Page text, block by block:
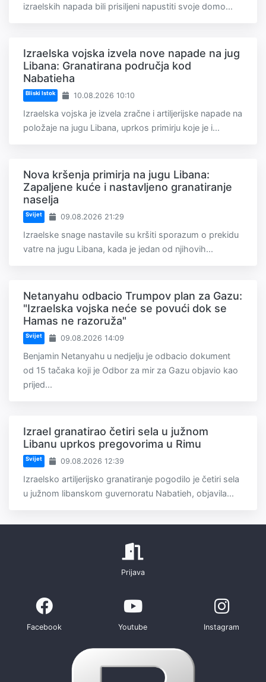
izraelskih napada bili prisiljeni napustiti svoje domo...
Izraelska vojska izvela nove napade na jug
Libana: Granatirana područja kod
Nabatieha
Bliski Istok 10.08.2026 10:10
Izraelska vojska je izvela zračne i artiljerijske napade na
položaje na jugu Libana, uprkos primirju koje je i...
Nova kršenja primirja na jugu Libana:
Zapaljene kuće i nastavljeno granatiranje
naselja
Svijet 09.08.2026 21:29
Izraelske snage nastavile su kršiti sporazum o prekidu
vatre na jugu Libana, kada je jedan od njihovih...
Netanyahu odbacio Trumpov plan za Gazu:
"Izraelska vojska neće se povući dok se
Hamas ne razoruža"
Svijet 09.08.2026 14:09
Benjamin Netanyahu u nedjelju je odbacio dokument
od 15 tačaka koji je Odbor za mir za Gazu objavio kao
prijed...
Izrael granatirao četiri sela u južnom
Libanu uprkos pregovorima u Rimu
Svijet 09.08.2026 12:39
Izraelsko artiljerijsko granatiranje pogodilo je četiri sela
u južnom libanskom guvernoratu Nabatieh, objavila...
Prijava
Facebook Youtube Instagram